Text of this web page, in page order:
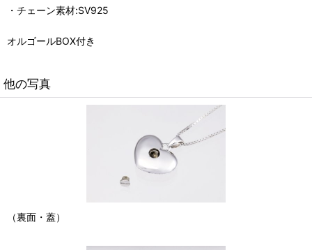
・チェーン素材:SV925
オルゴールBOX付き
他の写真
（裏面・蓋）